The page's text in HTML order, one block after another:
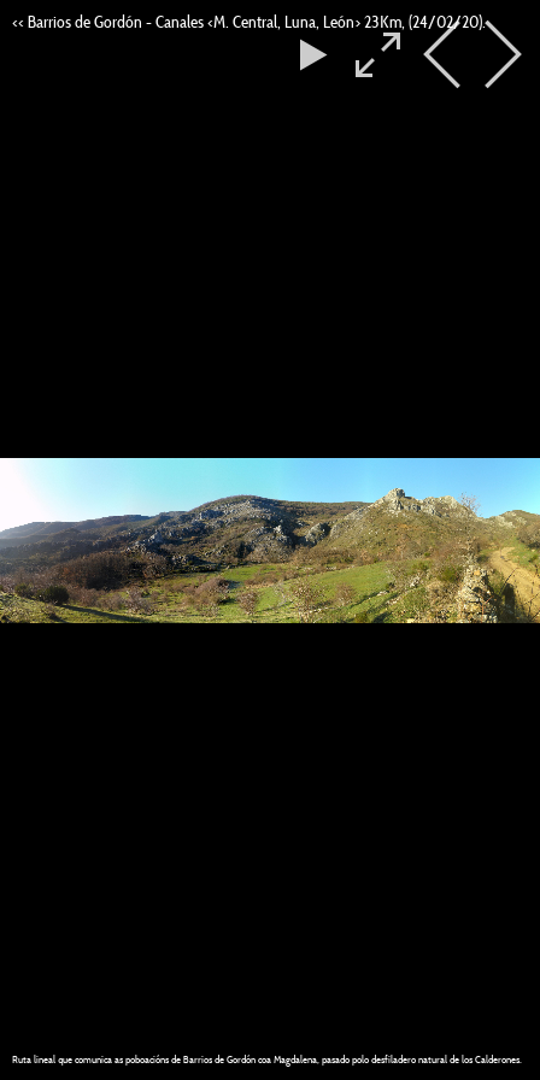
<< Barrios de Gordón - Canales <M. Central, Luna, León> 23Km, (24/02/20).
Ruta lineal que comunica as poboacións de Barrios de Gordón coa Magdalena, pasado polo desfiladero natural de los Calderones.